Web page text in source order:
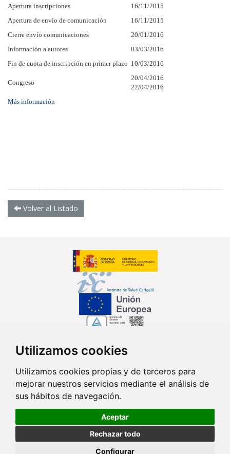
Utilizamos cookies
Utilizamos cookies propias y de terceros para
mejorar nuestros servicios mediante el análisis de
sus hábitos de navegación.
Aceptar
Rechazar todo
Configurar
Apertura inscripciones
16/11/2015
Apertura de envío de comunicación
16/11/2015
Cierre envío comunicaciones
20/01/2016
Información a autores
03/03/2016
Fin de cuota de inscripción en primer plazo 10/03/2016
Congreso
20/04/2016
22/04/2016
Más información
Volver al Listado
Síguenos en...
Contacto
Av. Monforte de Lemos, 3-5. Pabellón 11. Planta 0 28029 Madrid
info@ciberisciii.es
Política de Privacidad